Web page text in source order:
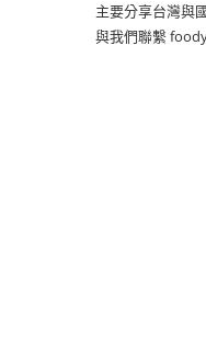
主要分享台灣與
與我們聯繫